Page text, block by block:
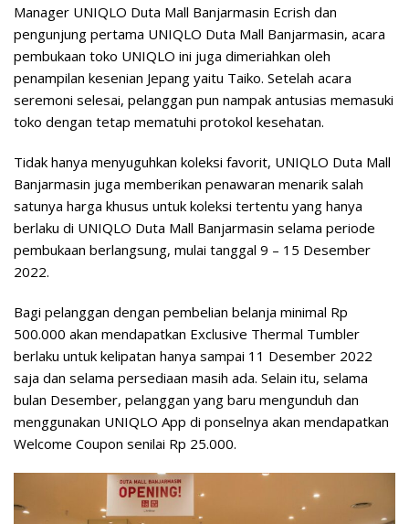
Manager UNIQLO Duta Mall Banjarmasin Ecrish dan
pengunjung pertama UNIQLO Duta Mall Banjarmasin, acara
pembukaan toko UNIQLO ini juga dimeriahkan oleh
penampilan kesenian Jepang yaitu Taiko. Setelah acara
seremoni selesai, pelanggan pun nampak antusias memasuki
toko dengan tetap mematuhi protokol kesehatan.
Tidak hanya menyuguhkan koleksi favorit, UNIQLO Duta Mall
Banjarmasin juga memberikan penawaran menarik salah
satunya harga khusus untuk koleksi tertentu yang hanya
berlaku di UNIQLO Duta Mall Banjarmasin selama periode
pembukaan berlangsung, mulai tanggal 9 – 15 Desember
2022.
Bagi pelanggan dengan pembelian belanja minimal Rp
500.000 akan mendapatkan Exclusive Thermal Tumbler
berlaku untuk kelipatan hanya sampai 11 Desember 2022
saja dan selama persediaan masih ada. Selain itu, selama
bulan Desember, pelanggan yang baru mengunduh dan
menggunakan UNIQLO App di ponselnya akan mendapatkan
Welcome Coupon senilai Rp 25.000.